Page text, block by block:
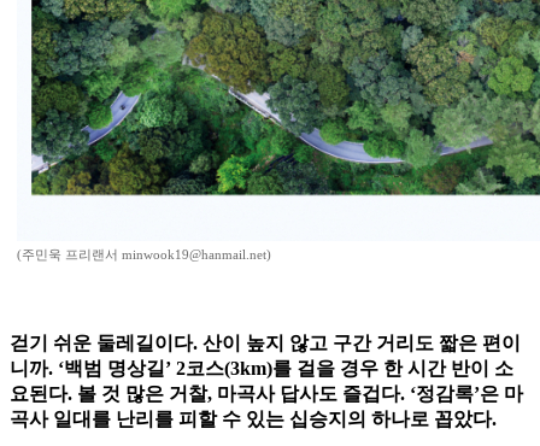
(주민욱 프리랜서 minwook19@hanmail.net)
걷기 쉬운 둘레길이다. 산이 높지 않고 구간 거리도 짧은 편이
니까. ‘백범 명상길’ 2코스(3km)를 걸을 경우 한 시간 반이 소
요된다. 볼 것 많은 거찰, 마곡사 답사도 즐겁다. ‘정감록’은 마
곡사 일대를 난리를 피할 수 있는 십승지의 하나로 꼽았다.